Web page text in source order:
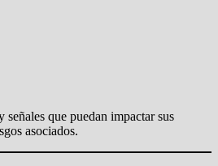
que puedan impactar sus
asociados.